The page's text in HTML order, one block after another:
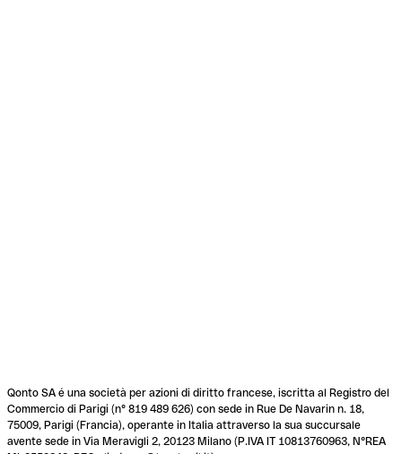
Qonto SA é una società per azioni di diritto francese, iscritta al Registro del
Commercio di Parigi (n° 819 489 626) con sede in Rue De Navarin n. 18,
75009, Parigi (Francia), operante in Italia attraverso la sua succursale
avente sede in Via Meravigli 2, 20123 Milano (P.IVA IT 10813760963, N°REA